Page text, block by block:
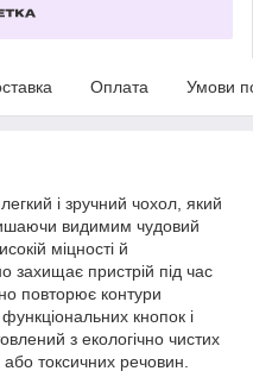
Оплата Умови
і зручний чохол, який
видимим чудовий
міцності й
захищає пристрій під час
повторює контури
кнопок і
з екологічно чистих
або токсичних речовин.